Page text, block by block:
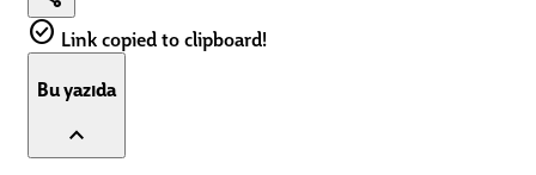
check_circle Link copied to clipboard!
Bu yazıda
expand_less